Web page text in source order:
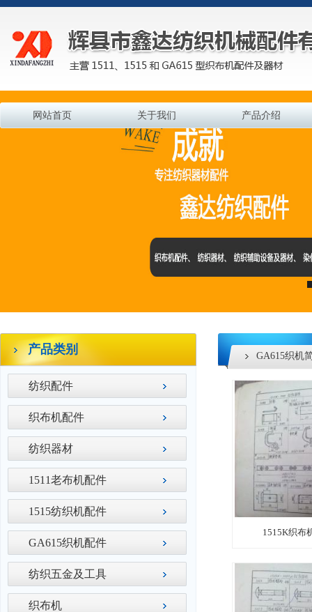
网站首页 关于我们 产品介绍
产品类别
纺织配件
织布机配件
纺织器材
1511老布机配件
1515纺织机配件
GA615织机配件
纺织五金及工具
织布机
GA615织机
1515K织布